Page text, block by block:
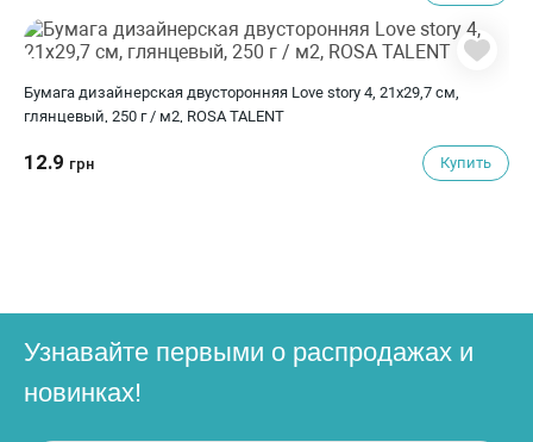
Бумага дизайнерская двусторонняя Love story 4, 21х29,7 см,
глянцевый, 250 г / м2, ROSA TALENT
12.9 грн Купить
Узнавайте первыми о распродажах и
новинках!